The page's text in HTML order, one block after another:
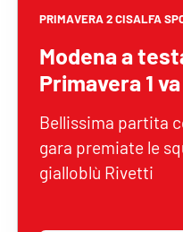
PRIMAVERA 2 CISALFA
Modena a
Primavera 1
Bellissima partita
gara premiate le
gialloblù Rivetti